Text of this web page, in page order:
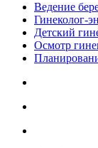
Ведение
Гинеколог-
Детский
Осмотр